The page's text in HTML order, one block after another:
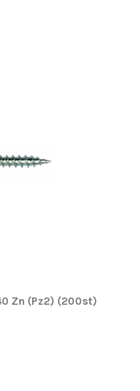
Zn (Pz2) (200st)